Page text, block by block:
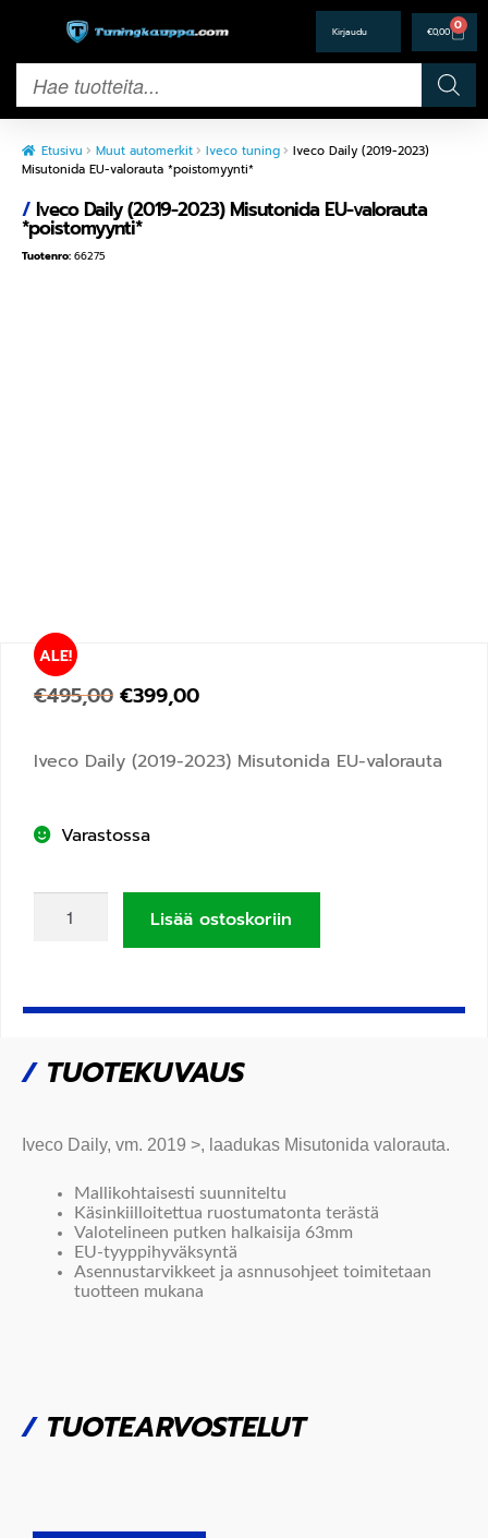
€0,00 0
Etusivu Muut automerkit Iveco tuning
Iveco Daily (2019-2023)
Misutonida EU-valorauta *poistomyynti*
/Iveco Daily (2019-2023) Misutonida EU-valorauta
*poistomyynti*
Tuotenro: 66275
ALE!
€495,00 €399,00
Iveco Daily (2019-2023) Misutonida EU-valorauta
Varastossa
Lisää ostoskoriin
/TUOTEKUVAUS
Iveco Daily, vm. 2019 >, laadukas Misutonida valorauta.
Mallikohtaisesti suunniteltu
Käsinkiilloitettua ruostumatonta terästä
Valotelineen putken halkaisija 63mm
EU-tyyppihyväksyntä
Asennustarvikkeet ja asnnusohjeet toimitetaan
tuotteen mukana
/TUOTEARVOSTELUT